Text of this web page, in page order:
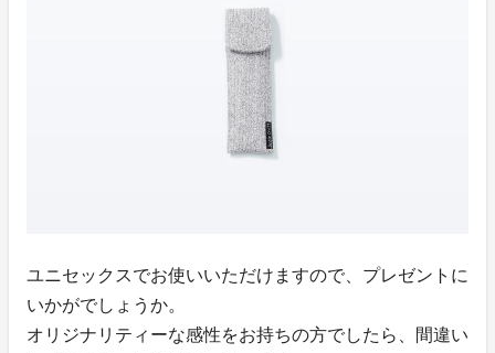
ユニセックスでお使いいただけますので、プレゼントに
いかがでしょうか。
オリジナリティーな感性をお持ちの方でしたら、間違い